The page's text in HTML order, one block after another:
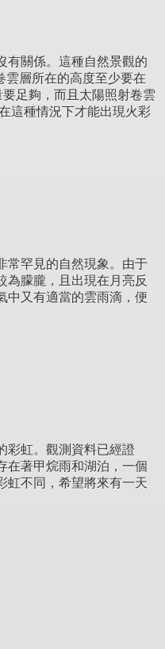
有關係。這種自然景觀的
雲層所在的高度至少要在
足夠，而且太陽照射卷雲
這種情況下才能出現火彩
常罕見的自然現象。由于
為朦朧，且出現在月亮反
中又有適當的雲雨滴，便
彩虹。觀測資料已經證
在著甲烷雨和湖泊，一個
虹不同，希望將來有一天